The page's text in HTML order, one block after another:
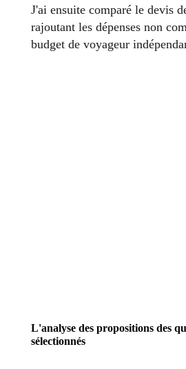
J'ai ensuite comparé le devis
rajoutant les dépenses non
budget de voyageur
L'analyse des propositions des
sélectionnés